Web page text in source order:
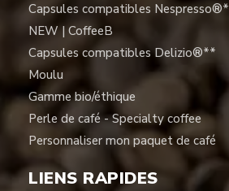
Capsules compatibles Nespresso®*
NEW | CoffeeB
Capsules compatibles Delizio®**
Moulu
Gamme bio/éthique
Perle de café - Specialty coffee
Personnaliser mon paquet de café
LIENS RAPIDES